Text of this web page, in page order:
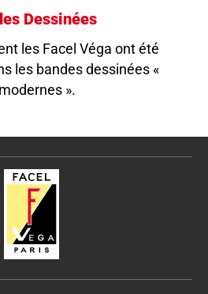
Dessinées
les Facel Véga ont été
les bandes dessinées «
».